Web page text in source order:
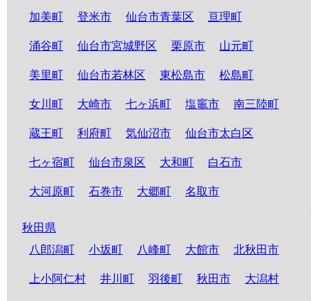
加美町 登米市 仙台市青葉区 亘理町
涌谷町 仙台市宮城野区 栗原市 山元町
美里町 仙台市若林区 東松島市 松島町
女川町 大崎市 七ヶ浜町 塩竈市 南三陸町
蔵王町 利府町 気仙沼市 仙台市太白区
七ヶ宿町 仙台市泉区 大和町 白石市
大河原町 石巻市 大郷町 名取市
秋田県
八郎潟町
小坂町 八峰町 大館市 北秋田市
上小阿仁村 井川町 羽後町 秋田市 大潟村